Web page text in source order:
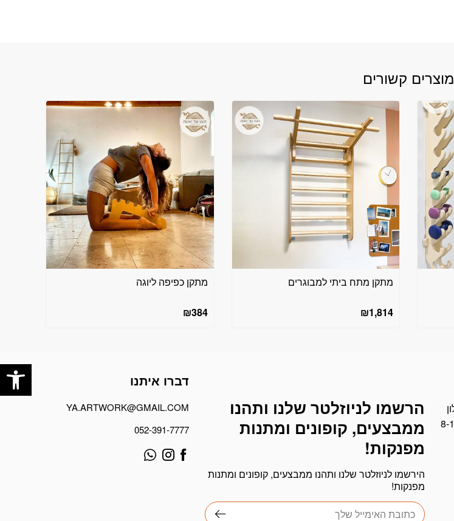
מוצרים קשורים
מתקן מתח ביתי למבוגרים
₪1,814
מתקן כפיפה ליוגה
₪384
דברו איתנו
YA.ARTWORK@GMAIL.COM
052-391-7777
הרשמו לניוזלטר שלנו ותהנו
ממבצעים, קופונים ומתנות
מפנקות!
הירשמו לניוזלטר שלנו ותהנו ממבצעים, קופונים ומתנות
מפנקות!
דוא׳׳ל